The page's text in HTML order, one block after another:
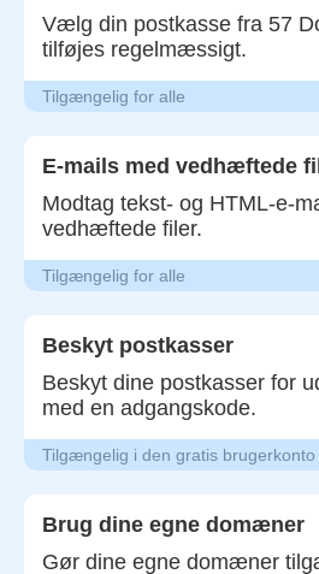
Vælg din postkasse fra 57
tilføjes regelmæssigt.
Tilgængelig for alle
E-mails med vedhæftede
Modtag tekst- og HTML-e-
vedhæftede filer.
Tilgængelig for alle
Beskyt postkasser
Beskyt dine postkasser for
med en adgangskode.
Tilgængelig i den gratis brugerkonto
Brug dine egne domæner
Gør dine egne domæner